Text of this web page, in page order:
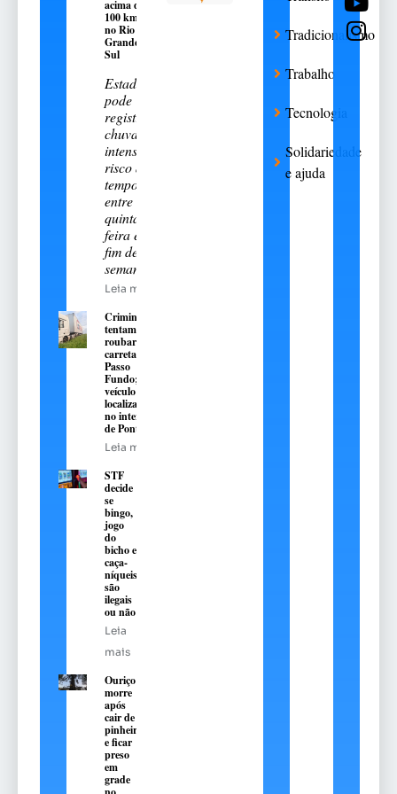
acima de
100 km/h
no Rio
Grande do
Sul
Estado
pode
registrar
chuva
intensa e
risco de
temporais
entre esta
quinta-
feira e o
fim de
semana
Leia mais
Criminosos
tentam
roubar
carreta em
Passo
Fundo;
veículo é
localizado
no interior
de Pontão
Leia mais
STF
decide
se
bingo,
jogo
do
bicho e
caça-
níqueis
são
ilegais
ou não
Leia
mais
Ouriço
morre
após
cair de
pinheiro
e ficar
preso
em
grade
Tradicionalismo
Trabalho
Tecnologia
Solidariedade
e ajuda